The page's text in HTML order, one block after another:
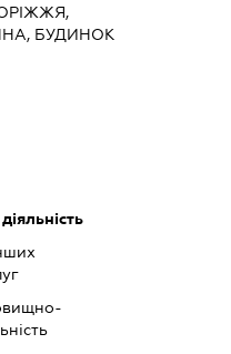
БУДИНОК